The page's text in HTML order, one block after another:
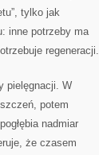
tylko jak
inne potrzeby ma
regeneracji.
pielęgnacji. W
potem
nadmiar
że czasem